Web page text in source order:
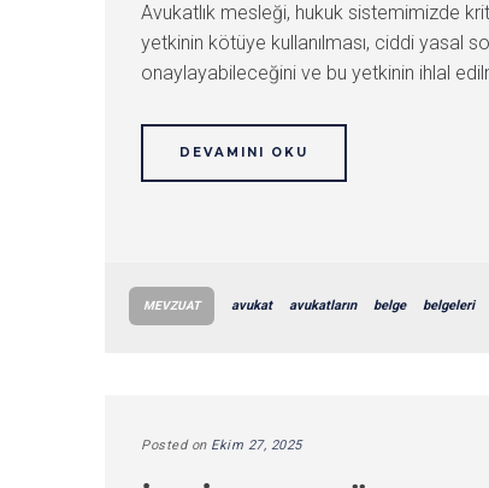
Avukatlık mesleği, hukuk sistemimizde
yetkinin kötüye kullanılması, ciddi yasal
onaylayabileceğini ve bu yetkinin ihlal
DEVAMINI OKU
MEVZUAT avukat avukatların belge belgeleri
Posted on Ekim 27, 2025